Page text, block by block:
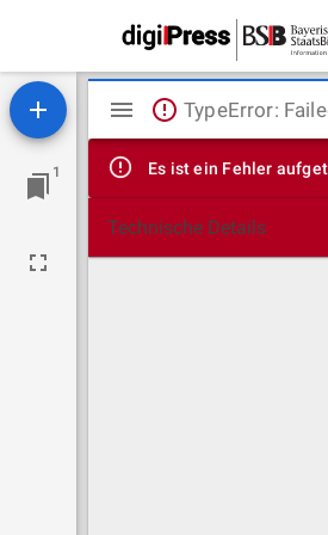
1
Mirador
Viewer
TypeError:
Es ist ein Fehler
Technische Details